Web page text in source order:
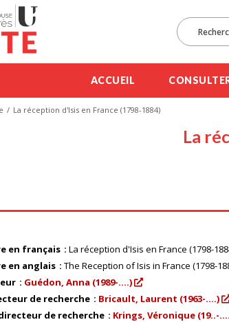
ACCUEIL
La réception d'Isis en France (1798-1884)
La
en français
La réception d'Isis en France (1798-
en anglais
The Reception of Isis in France (1798-
Guédon, Anna (1989-....)
de recherche
Bricault, Laurent (1963-....)
de recherche
Krings, Véronique (19..-